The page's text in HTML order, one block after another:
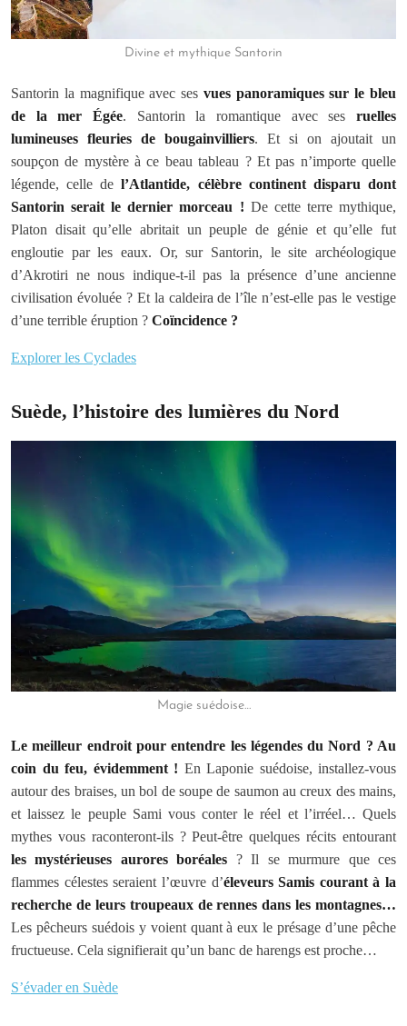
Divine et mythique Santorin
Santorin la magnifique avec ses vues panoramiques sur le bleu
de la mer Égée. Santorin la romantique avec ses ruelles
lumineuses fleuries de bougainvilliers. Et si on ajoutait un
soupçon de mystère à ce beau tableau ? Et pas n’importe quelle
légende, celle del’Atlantide, célèbre continent disparu dont
Santorin serait le dernier morceau ! De cette terre mythique,
Platon disait qu’elle abritait un peuple de génie et qu’elle fut
engloutie par les eaux. Or, sur Santorin, le site archéologique
d’Akrotiri ne nous indique-t-il pas la présence d’une ancienne
civilisation évoluée ? Et la caldeira de l’île n’est-elle pas le vestige
d’une terrible éruption ? Coïncidence ?
Explorer les Cyclades
Suède, l’histoire des lumières du Nord
Magie suédoise…
Le meilleur endroit pour entendre les légendes du Nord ? Au
coin du feu, évidemment ! En Laponie suédoise, installez-vous
autour des braises, un bol de soupe de saumon au creux des mains,
et laissez le peuple Sami vous conter le réel et l’irréel… Quels
mythes vous raconteront-ils ? Peut-être quelques récits entourant
les mystérieuses aurores boréales ? Il se murmure que ces
flammes célestes seraient l’œuvre d’éleveurs Samis courant à la
recherche de leurs troupeaux de rennes dans les montagnes…
Les pêcheurs suédois y voient quant à eux le présage d’une pêche
fructueuse. Cela signifierait qu’un banc de harengs est proche…
S’évader en Suède